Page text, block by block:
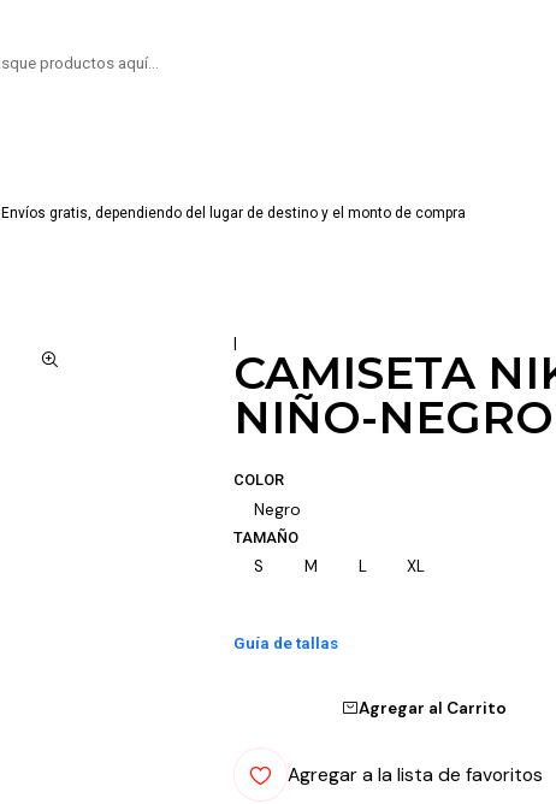
Envíos gratis, dependiendo del lugar de destino y el monto de compra
|
CAMISETA
NIÑO-NEGRO
COLOR
Negro
TAMAÑO
S M L XL
Guía de tallas
Agregar al Carrito
Agregar a la lista de favoritos